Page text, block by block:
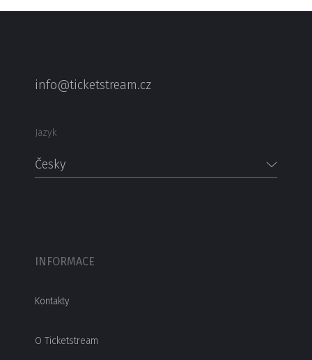
info@ticketstream.cz
Jazyk
Česky
INFORMACE
Kontakty
O Ticketstream